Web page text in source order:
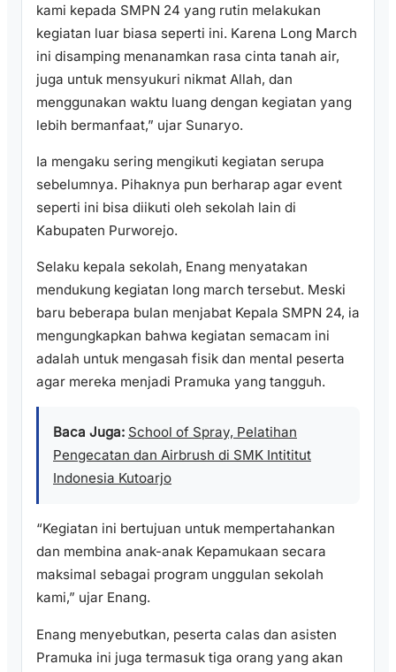
kami kepada SMPN 24 yang rutin melakukan
kegiatan luar biasa seperti ini. Karena Long March
ini disamping menanamkan rasa cinta tanah air,
juga untuk mensyukuri nikmat Allah, dan
menggunakan waktu luang dengan kegiatan yang
lebih bermanfaat,” ujar Sunaryo.
Ia mengaku sering mengikuti kegiatan serupa
sebelumnya. Pihaknya pun berharap agar event
seperti ini bisa diikuti oleh sekolah lain di
Kabupaten Purworejo.
Selaku kepala sekolah, Enang menyatakan
mendukung kegiatan long march tersebut. Meski
baru beberapa bulan menjabat Kepala SMPN 24, ia
mengungkapkan bahwa kegiatan semacam ini
adalah untuk mengasah fisik dan mental peserta
agar mereka menjadi Pramuka yang tangguh.
Baca Juga: School of Spray, Pelatihan
Pengecatan dan Airbrush di SMK Intititut
Indonesia Kutoarjo
“Kegiatan ini bertujuan untuk mempertahankan
dan membina anak-anak Kepamukaan secara
maksimal sebagai program unggulan sekolah
kami,” ujar Enang.
Enang menyebutkan, peserta calas dan asisten
Pramuka ini juga termasuk tiga orang yang akan